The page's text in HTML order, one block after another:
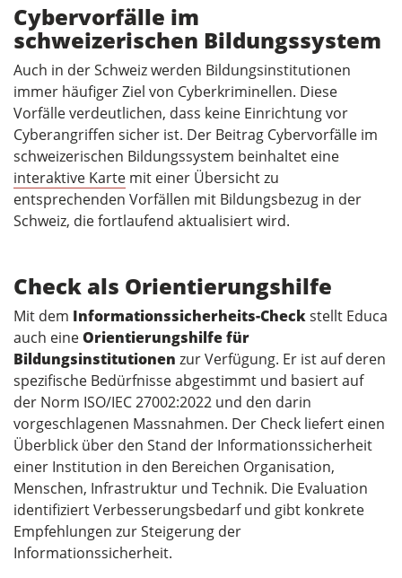
Cybervorfälle im
schweizerischen Bildungssystem
Auch in der Schweiz werden Bildungsinstitutionen
immer häufiger Ziel von Cyberkriminellen. Diese
Vorfälle verdeutlichen, dass keine Einrichtung vor
Cyberangriffen sicher ist. Der Beitrag Cybervorfälle im
schweizerischen Bildungssystem beinhaltet eine
interaktive Karte mit einer Übersicht zu
entsprechenden Vorfällen mit Bildungsbezug in der
Schweiz, die fortlaufend aktualisiert wird.
Check als Orientierungshilfe
Mit dem Informationssicherheits-Checkstellt Educa
auch eineOrientierungshilfe für
Bildungsinstitutionen zur Verfügung. Er ist auf deren
spezifische Bedürfnisse abgestimmt und basiert auf
der Norm ISO/IEC 27002:2022 und den darin
vorgeschlagenen Massnahmen. Der Check liefert einen
Überblick über den Stand der Informationssicherheit
einer Institution in den Bereichen Organisation,
Menschen, Infrastruktur und Technik. Die Evaluation
identifiziert Verbesserungsbedarf und gibt konkrete
Empfehlungen zur Steigerung der
Informationssicherheit.